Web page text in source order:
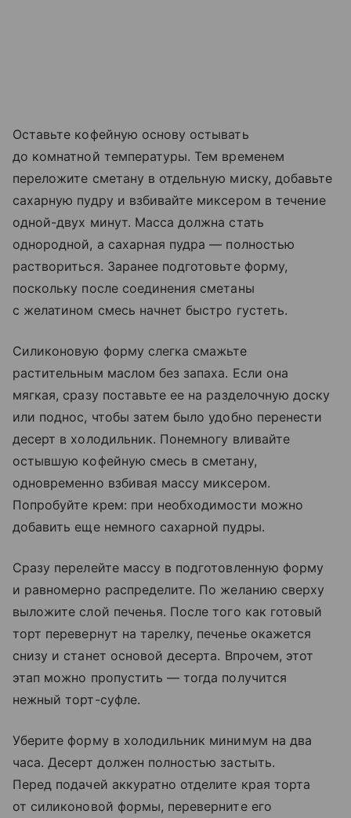
Оставьте кофейную основу остывать
до комнатной температуры. Тем временем
переложите сметану в отдельную миску, добавьте
сахарную пудру и взбивайте миксером в течение
одной-двух минут. Масса должна стать
однородной, а сахарная пудра — полностью
раствориться. Заранее подготовьте форму,
поскольку после соединения сметаны
с желатином смесь начнет быстро густеть.
Силиконовую форму слегка смажьте
растительным маслом без запаха. Если она
мягкая, сразу поставьте ее на разделочную доску
или поднос, чтобы затем было удобно перенести
десерт в холодильник. Понемногу вливайте
остывшую кофейную смесь в сметану,
одновременно взбивая массу миксером.
Попробуйте крем: при необходимости можно
добавить еще немного сахарной пудры.
Сразу перелейте массу в подготовленную форму
и равномерно распределите. По желанию сверху
выложите слой печенья. После того как готовый
торт перевернут на тарелку, печенье окажется
снизу и станет основой десерта. Впрочем, этот
этап можно пропустить — тогда получится
нежный торт-суфле.
Уберите форму в холодильник минимум на два
часа. Десерт должен полностью застыть.
Перед подачей аккуратно отделите края торта
от силиконовой формы, переверните его